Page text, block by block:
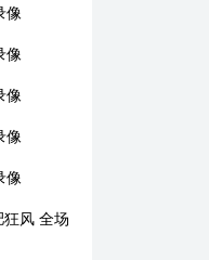
像
像
像
像
像
风 全场